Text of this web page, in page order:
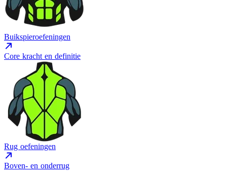
Buikspieroefeningen
Core kracht en definitie
Rug oefeningen
Boven- en onderrug